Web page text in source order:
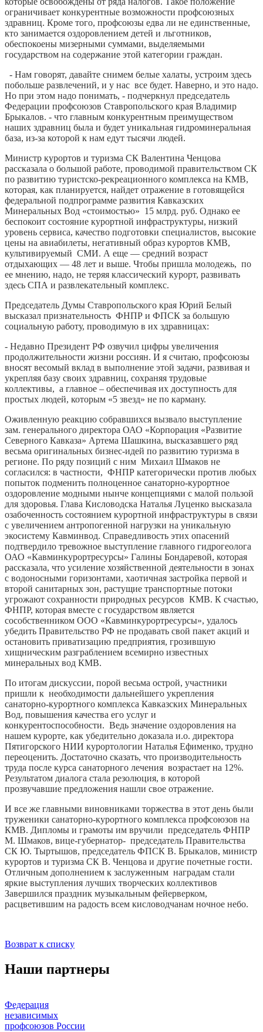
ограничивает конкурентные возможности профсоюзных
здравниц. Кроме того, профсоюзы едва ли не единственные,
кто занимается оздоровлением детей и льготников,
обеспокоены мизерными суммами, выделяемыми
государством на содержание этой категории граждан.
- Нам говорят, давайте снимем белые халаты, устроим здесь
побольше развлечений, и у нас все будет. Наверно, и это надо.
Но при этом надо понимать, - подчеркнул председатель
Федерации профсоюзов Ставропольского края Владимир
Брыкалов. - что главным конкурентным преимуществом
наших здравниц была и будет уникальная гидроминеральная
база, из-за которой к нам едут тысячи людей.
Министр курортов и туризма СК Валентина Ченцова
рассказала о большой работе, проводимой правительством СК
по развитию туристско-рекреационного комплекса на КМВ,
которая, как планируется, найдет отражение в готовящейся
федеральной подпрограмме развития Кавказских
Минеральных Вод «стоимостью» 15 млрд. руб. Однако ее
беспокоит состояние курортной инфраструктуры, низкий
уровень сервиса, качество подготовки специалистов, высокие
цены на авиабилеты, негативный образ курортов КМВ,
культивируемый СМИ. А еще — средний возраст
отдыхающих — 48 лет и выше. Чтобы пришла молодежь, по
ее мнению, надо, не теряя классический курорт, развивать
здесь СПА и развлекательный комплекс.
Председатель Думы Ставропольского края Юрий Белый
высказал признательность ФНПР и ФПСК за большую
социальную работу, проводимую в их здравницах:
- Недавно Президент РФ озвучил цифры увеличения
продолжительности жизни россиян. И я считаю, профсоюзы
вносят весомый вклад в выполнение этой задачи, развивая и
укрепляя базу своих здравниц, сохраняя трудовые
коллективы, а главное – обеспечивая их доступность для
простых людей, которым «5 звезд» не по карману.
Оживленную реакцию собравшихся вызвало выступление
зам. генерального директора ОАО «Корпорация «Развитие
Северного Кавказа» Артема Шашкина, высказавшего ряд
весьма оригинальных бизнес-идей по развитию туризма в
регионе. По ряду позиций с ним Михаил Шмаков не
согласился: в частности, ФНПР категорически против любых
попыток подменить полноценное санаторно-курортное
оздоровление модными нынче концепциями с малой пользой
для здоровья. Глава Кисловодска Наталья Луценко высказала
озабоченность состоянием курортной инфраструктуры в связи
с увеличением антропогенной нагрузки на уникальную
экосистему Кавминвод. Справедливость этих опасений
подтвердило тревожное выступление главного гидрогеолога
ОАО «Кавминкурортресурсы» Галины Бондаревой, которая
рассказала, что усиление хозяйственной деятельности в зонах
с водоносными горизонтами, хаотичная застройка первой и
второй санитарных зон, растущие транспортные потоки
угрожают сохранности природных ресурсов КМВ. К счастью,
ФНПР, которая вместе с государством является
сособственником ООО «Кавминкурортресурсы», удалось
убедить Правительство РФ не продавать свой пакет акций и
остановить приватизацию предприятия, грозившую
хищническим разграблением всемирно известных
минеральных вод КМВ.
По итогам дискуссии, порой весьма острой, участники
пришли к необходимости дальнейшего укрепления
санаторно-курортного комплекса Кавказских Минеральных
Вод, повышения качества его услуг и
конкурентоспособности. Ведь значение оздоровления на
нашем курорте, как убедительно доказала и.о. директора
Пятигорского НИИ курортологии Наталья Ефименко, трудно
переоценить. Достаточно сказать, что производительность
труда после курса санаторного лечения возрастает на 12%.
Результатом диалога стала резолюция, в которой
прозвучавшие предложения нашли свое отражение.
И все же главными виновниками торжества в этот день были
труженики санаторно-курортного комплекса профсоюзов на
КМВ. Дипломы и грамоты им вручили председатель ФНПР
М. Шмаков, вице-губернатор- председатель Правительства
СК Ю. Тыртышов, председатель ФПСК В. Брыкалов, министр
курортов и туризма СК В. Ченцова и другие почетные гости.
Отличным дополнением к заслуженным наградам стали
яркие выступления лучших творческих коллективов
Завершился праздник музыкальным фейерверком,
расцветившим на радость всем кисловодчанам ночное небо.
Возврат к списку
Наши партнеры
Федерация
независимых
профсоюзов России